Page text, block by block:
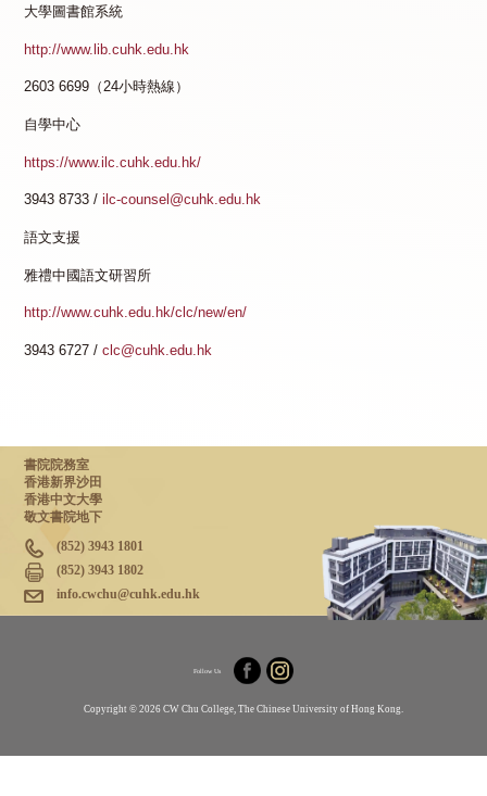
大學圖書館系統
http://www.lib.cuhk.edu.hk
2603 6699（24小時熱線）
自學中心
https://www.ilc.cuhk.edu.hk/
3943 8733 /ilc-counsel@cuhk.edu.hk
語文支援
雅禮中國語文研習所
http://www.cuhk.edu.hk/clc/new/en/
3943 6727 /clc@cuhk.edu.hk
書院院務室
香港新界沙田
香港中文大學
敬文書院地下
(852) 3943 1801
(852) 3943 1802
info.cwchu@cuhk.edu.hk
Follow Us
Copyright © 2026 CW Chu College, The Chinese University of Hong Kong.